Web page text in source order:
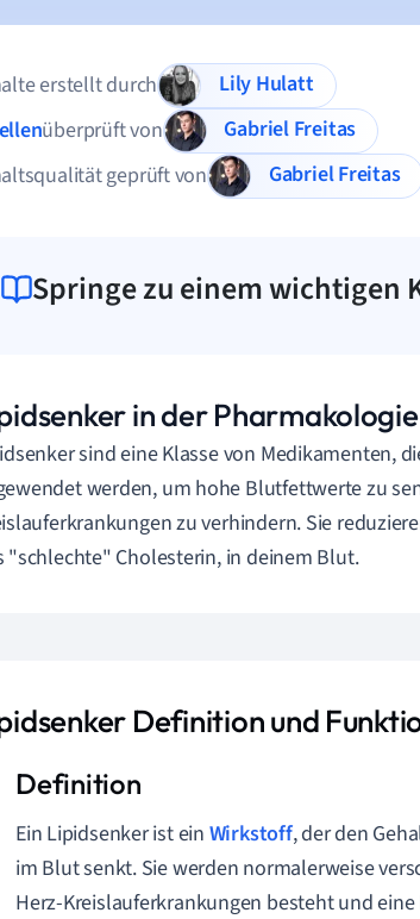
erstellt durch
Lily Hulatt
überprüft von
Gabriel Freitas
geprüft von
Gabriel Freitas
Springe zu einem wichtigen
in der Pharmakologie
sind eine Klasse von Medikamenten,
werden, um hohe Blutfettwerte zu
zu verhindern. Sie
"schlechte" Cholesterin, in deinem Blut.
Definition und
Ein Lipidsenker ist ein Wirkstoff, der den
im Blut senkt. Sie werden normalerweise
Herz-Kreislauferkrankungen besteht und